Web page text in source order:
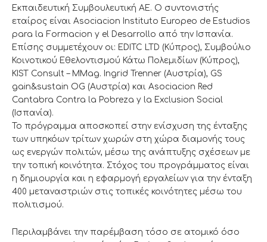
Εκπαιδευτική Συμβουλευτική AE. Ο συντονιστής
εταίρος είναι Asociacion Instituto Europeo de Estudios
para la Formacion y el Desarrollo από την Ισπανία.
Επίσης συμμετέχουν οι: EDITC LTD (Κύπρος), Συμβούλιο
Κοινοτικού Εθελοντισμού Κάτω Πολεμιδίων (Κύπρος),
KIST Consult – MMag. Ingrid Trenner (Αυστρία), GS
gain&sustain OG (Αυστρία) και Asociacion Red
Cantabra Contra la Pobreza y la Exclusion Social
(Ισπανία).
Το πρόγραμμα αποσκοπεί στην ενίσχυση της ένταξης
των υπηκόων τρίτων χωρών στη χώρα διαμονής τους
ως ενεργών πολιτών, μέσω της ανάπτυξης σχέσεων με
την τοπική κοινότητα. Στόχος του προγράμματος είναι
η δημιουργία και η εφαρμογή εργαλείων για την ένταξη
400 μεταναστριών στις τοπικές κοινότητες μέσω του
πολιτισμού.
Περιλαμβάνει την παρέμβαση τόσο σε ατομικό όσο